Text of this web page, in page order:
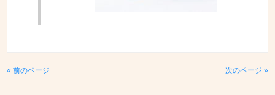
« 前のページ 次のページ »